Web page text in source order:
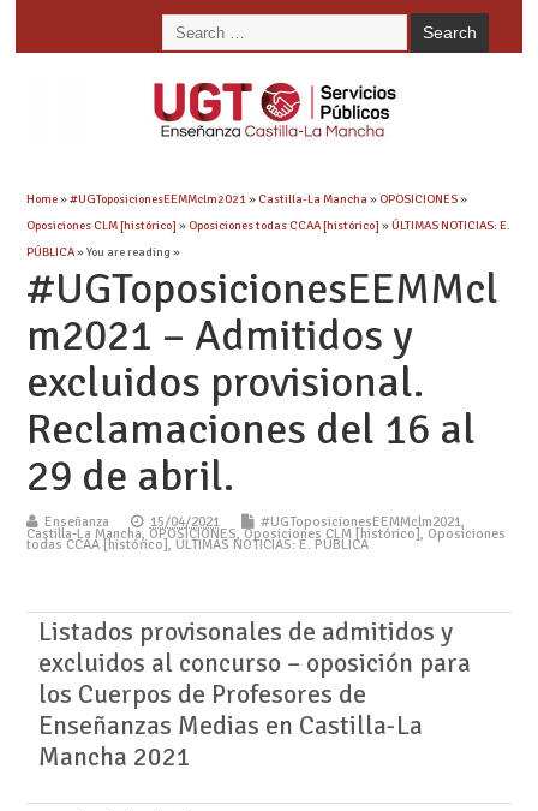
Home»#UGToposicionesEEMMclm2021» Castilla-La Mancha » OPOSICIONES»
Oposiciones CLM [histórico] » Oposiciones todas CCAA [histórico] »ÚLTIMAS NOTICIAS: E.
PÚBLICA» You are reading »
#UGToposicionesEEMMcl
m2021 – Admitidos y
excluidos provisional.
Reclamaciones del 16 al
29 de abril.
Enseñanza 15/04/2021 #UGToposicionesEEMMclm2021,
Castilla-La Mancha, OPOSICIONES,Oposiciones CLM [histórico], Oposiciones
todas CCAA [histórico], ÚLTIMAS NOTICIAS: E. PÚBLICA
Listados provisonales de admitidos y
excluidos al concurso – oposición para
los Cuerpos de Profesores de
Enseñanzas Medias en Castilla-La
Mancha 2021